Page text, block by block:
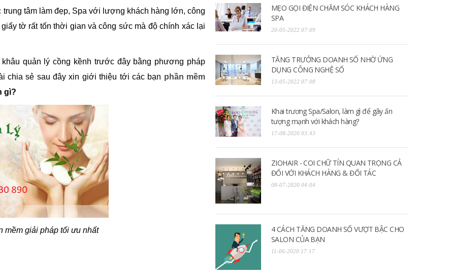
tâm làm đẹp, Spa với lượng khách hàng lớn, công
tờ rất tốn thời gian và công sức mà độ chính xác lại
quản lý cồng kềnh trước đây bằng phương pháp
chia sẻ sau đây xin giới thiệu tới các bạn phần mềm
gì?
mềm giải pháp tối ưu nhất
MẸO GỌI ĐIỆN CHĂM SÓC KHÁCH HÀNG
SPA
20-05-2022 07:09
TĂNG TRƯỞNG DOANH SỐ NHỜ ỨNG
DỤNG CÔNG NGHỆ SỐ
13-05-2022 07:08
Khai trương Spa/Salon, làm gì để gây ấn
tượng mạnh với khách hàng?
17-08-2020 03:43
ZIOHAIR - COI CHỮ TÍN QUAN TRỌNG CẢ
ĐỐI VỚI KHÁCH HÀNG & ĐỐI TÁC
08-07-2020 04:04
4 CÁCH TĂNG DOANH SỐ VƯỢT BẬC CHO
SALON CỦA BẠN
11-06-2020 17:17